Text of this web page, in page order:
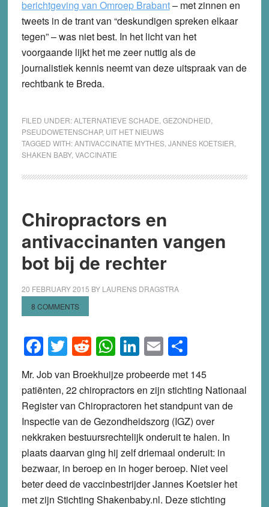
berichtgeving van Omroep Brabant– met zinnen en
tweets in de trant van “deskundigen spreken elkaar
tegen” – was niet best. In het licht van het
voorgaande lijkt het me zeer nuttig als de
journalistiek kennis neemt van deze uitspraak van de
rechtbank te Breda.
FILED UNDER:ALTERNATIEVE SCHADE GEZONDHEID
PSEUDOWETENSCHAP, UIT HET NIEUWS
TAGGED WITH:ANTIVACCINATIE MYTHES, JANNES KOETSIER
SHAKEN BABY, VACCINATIE
Chiropractors en
antivaccinanten vangen
bot bij de rechter
20 FEBRUARY 2015 BY LAURENS DRAGSTRA
8 COMMENTS
Facebook
Twitter
Reddit
WhatsApp
LinkedIn
EmailShare
Mr. Job van Broekhuijze probeerde met 145
patiënten, 22 chiropractors en zijn stichting Nationaal
Register van Chiropractoren het standpunt van de
Inspectie van de Gezondheidszorg (IGZ) over
nekkraken bestuursrechtelijk onderuit te halen. In
plaats daarvan ging hij zelf driemaal onderuit: in
bezwaar, in beroep en in hoger beroep. Niet veel
beter deed de vaccinbestrijder Jannes Koetsier het
met zijn Stichting Shakenbaby.nl. Deze stichting